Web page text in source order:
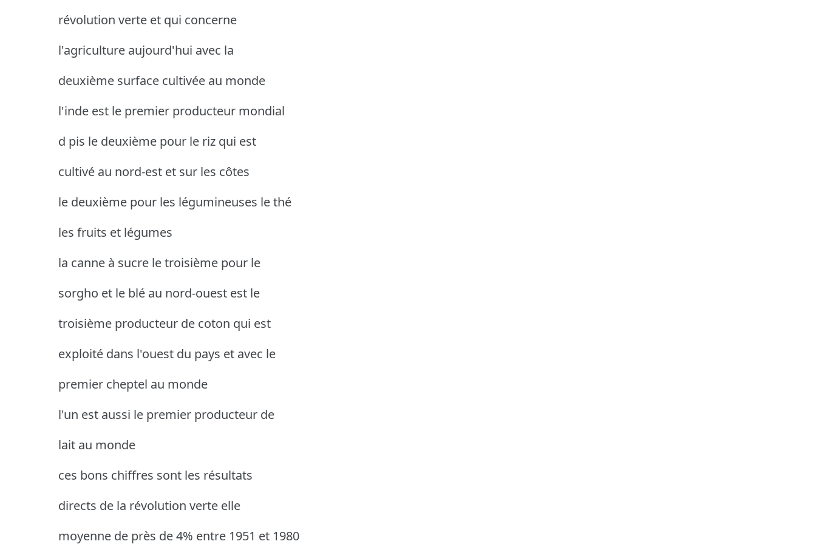
révolution verte et qui concerne
l'agriculture aujourd'hui avec la
deuxième surface cultivée au monde
l'inde est le premier producteur mondial
d pis le deuxième pour le riz qui est
cultivé au nord-est et sur les côtes
le deuxième pour les légumineuses le thé
les fruits et légumes
la canne à sucre le troisième pour le
sorgho et le blé au nord-ouest est le
troisième producteur de coton qui est
exploité dans l'ouest du pays et avec le
premier cheptel au monde
l'un est aussi le premier producteur de
lait au monde
ces bons chiffres sont les résultats
directs de la révolution verte elle
moyenne de près de 4% entre 1951 et 1980